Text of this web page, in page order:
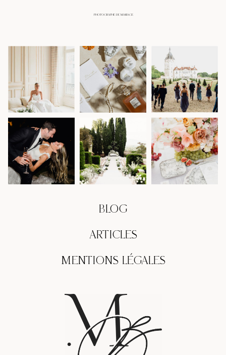
PHOTOGRAPHE DE MARIAGE
BLOG
ARTICLES
MENTIONS LÉGALES